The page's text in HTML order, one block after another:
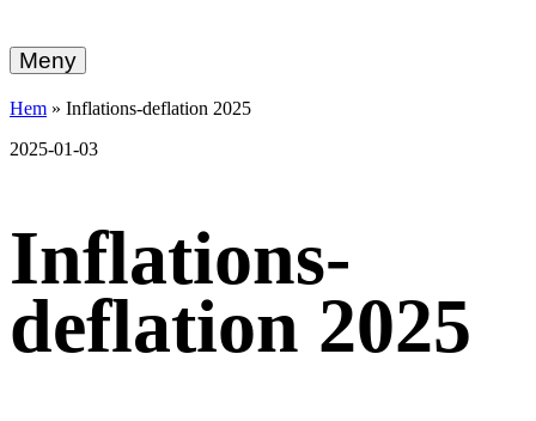
vidare
till
energi
+
Meny
Hem » Inflations-deflation 2025
2025-01-03
Inflations-
deflation 2025